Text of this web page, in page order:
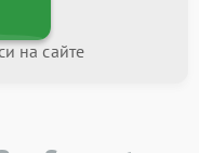
на сайте